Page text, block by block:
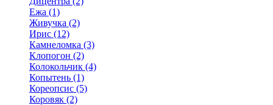
Ежа (1)
Живучка (2)
Ирис (12)
Камнеломка (3)
Клопогон (2)
Колокольчик (4)
Копытень (1)
Кореопсис (5)
Коровяк (2)